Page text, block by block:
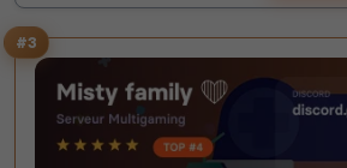
#3